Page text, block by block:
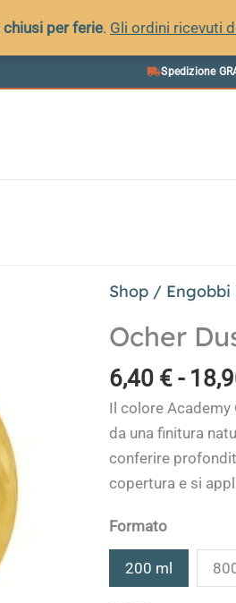
chiusi per ferie. Gli ordini ricevuti
Spedizione
Shop /
Ocher
6,40 € -
Il colore
da una finitura
conferire
copertura e si
Formato
200 ml